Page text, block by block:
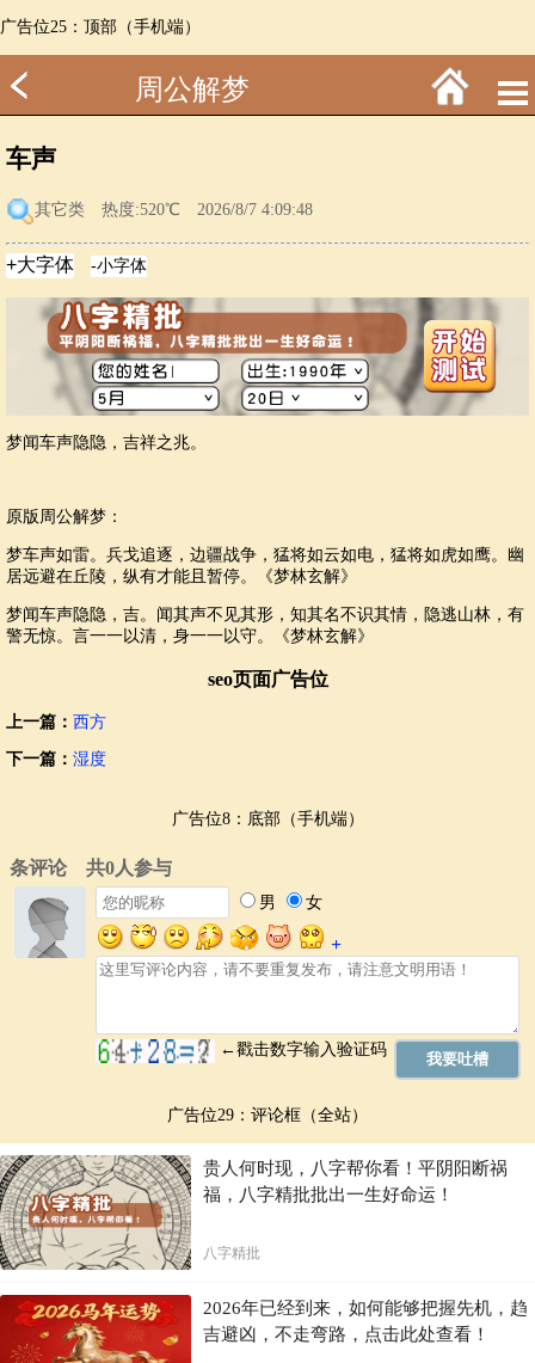
广告位25：顶部（手机端）
周公解梦
车声
其它类 热度:520℃ 2026/8/7 4:09:48
梦闻车声隐隐，吉祥之兆。
原版周公解梦：
梦车声如雷。兵戈追逐，边疆战争，猛将如云如电，猛将如虎如鹰。幽
居远避在丘陵，纵有才能且暂停。《梦林玄解》
梦闻车声隐隐，吉。闻其声不见其形，知其名不识其情，隐逃山林，有
警无惊。言一一以清，身一一以守。《梦林玄解》
seo页面广告位
上一篇： 西方
下一篇： 湿度
广告位8：底部（手机端）
广告位29：评论框（全站）
贵人何时现，八字帮你看！平阴阳断祸
福，八字精批批出一生好命运！
八字精批
2026年已经到来，如何能够把握先机，趋
吉避凶，不走弯路，点击此处查看！